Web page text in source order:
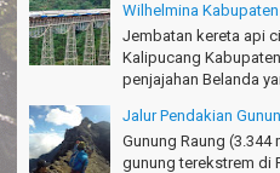
エキサイティングなツアー。あり
Nakata-Osaka Japan
Amazing palace
Hiromi - Fukusima Japan
Wilhelmina
Jembatan kereta api
Kalipucang
penjajahan Belanda
Jalur Pendakian
Gunung Raung
gunung terekstrem di